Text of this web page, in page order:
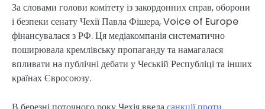
За словами голови комітету із закордонних справ, оборони
і безпеки сенату Чехії Павла Фішера, Voice of Europe
фінансувалася з РФ. Ця медіакомпанія систематично
поширювала кремлівську пропаганду та намагалася
впливати на публічні дебати у Чеській Республіці та інших
країнах Євросоюзу.